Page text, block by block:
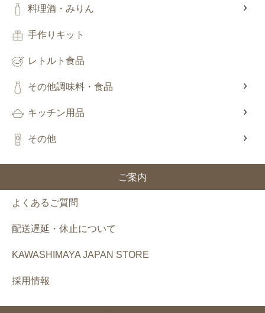
料理酒・みりん
手作りキット
レトルト食品
その他調味料・食品
キッチン用品
その他
ご案内
よくあるご質問
配送遅延・休止について
KAWASHIMAYA JAPAN STORE
採用情報